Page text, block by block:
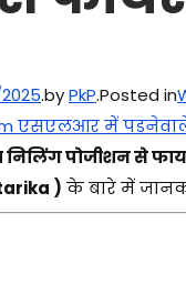
.byPkP.Posted in
एसएलआर में
निलिंग पोजीशन से
) के बारे में